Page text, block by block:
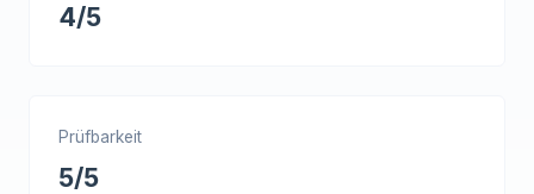
4/5
Prüfbarkeit
5/5